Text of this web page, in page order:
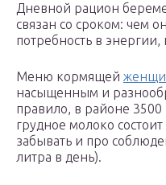
Дневной рацион
связан со сроком: чем
потребность в
Меню кормящей
насыщенным и
правило, в районе 3500
грудное молоко
забывать и про
литра в день).